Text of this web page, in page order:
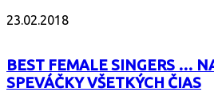
23.02.2018
BEST FEMALE SINGERS …
SPEVÁČKY VŠETKÝCH ČIAS